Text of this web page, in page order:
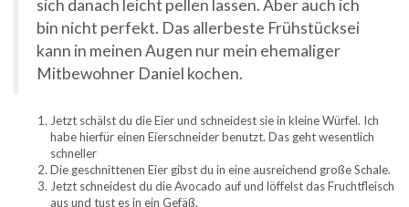
sich danach leicht pellen lassen. Aber auch ich
bin nicht perfekt. Das allerbeste Frühstücksei
kann in meinen Augen nur mein ehemaliger
Mitbewohner Daniel kochen.
Jetzt schälst du die Eier und schneidest sie in kleine Würfel. Ich
habe hierfür einen Eierschneider benutzt. Das geht wesentlich
schneller
Die geschnittenen Eier gibst du in eine ausreichend große Schale.
Jetzt schneidest du die Avocado auf und löffelst das Fruchtfleisch
aus und tust es in ein Gefäß.